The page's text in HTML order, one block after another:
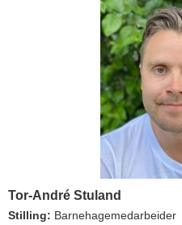
Tor-André Stuland
Stilling: Barnehagemedarbeider